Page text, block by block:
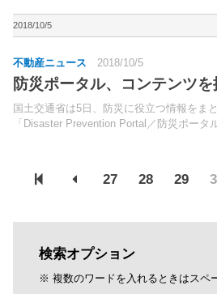
選定され、明石市と土地売買仮契約書およ
2018/10/5
不動産ニュース 2018/10/5
防災ポータル、コンテンツ
国土交通省は5日、防災に役立つ情報をま
「Disaster Prevention Portal／防災ポータ
27 28 29
検索オプション
※ 複数のワードを入れるときはスペ